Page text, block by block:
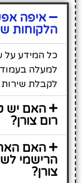
איפה
הלקוחות
כל המידע על
למעלה
לקבלת
האם יש
רום צורן?
האם
הרישמי
צורן?